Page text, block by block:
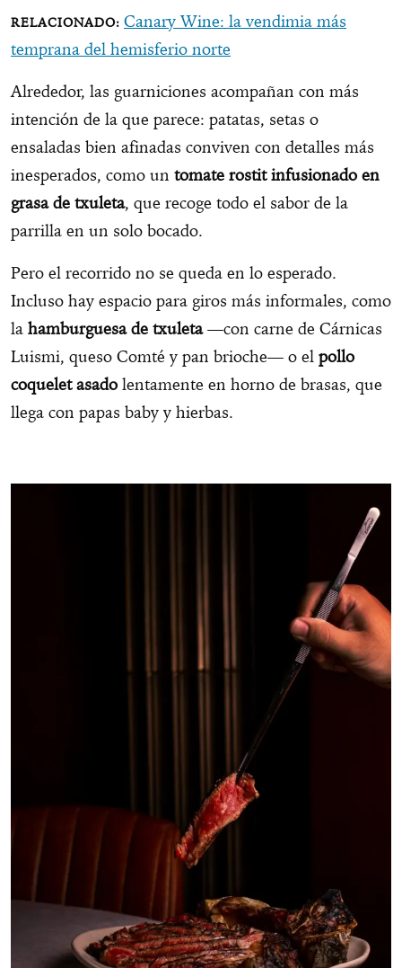
Canary Wine: la vendimia más
temprana del hemisferio norte
Alrededor, las guarniciones acompañan con más
intención de la que parece: patatas, setas o
ensaladas bien afinadas conviven con detalles más
inesperados, como un tomate rostit infusionado en
grasa de txuleta, que recoge todo el sabor de la
parrilla en un solo bocado.
Pero el recorrido no se queda en lo esperado.
Incluso hay espacio para giros más informales, como
la hamburguesa de txuleta—con carne de Cárnicas
Luismi, queso Comté y pan brioche— o el pollo
coquelet asado lentamente en horno de brasas, que
llega con papas baby y hierbas.